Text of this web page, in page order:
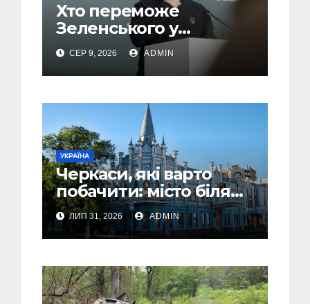
Хто переможе
Зеленського у
другому турі виборів
президента України –
новий рейтинг SOCIS
СЕР 9, 2026 ADMIN
УКРАЇНА
Черкаси, які варто
побачити: місто біля
Дніпра, зелені парки
та місця з особливою
атмосферою
ЛИП 31, 2026 ADMIN